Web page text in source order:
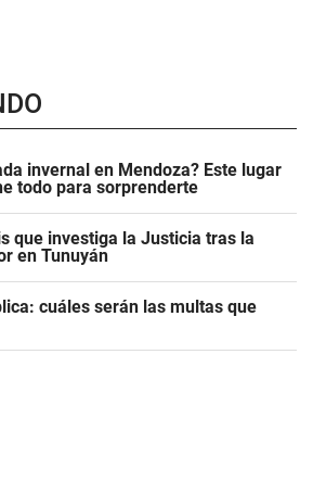
invernal en Mendoza? Este lugar
todo para sorprenderte
que investiga la Justicia tras la
en Tunuyán
cuáles serán las multas que